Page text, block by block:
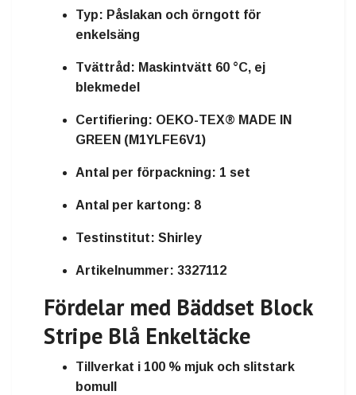
Typ: Påslakan och örngott för
enkelsäng
Tvättråd: Maskintvätt 60 °C, ej
blekmedel
Certifiering: OEKO-TEX® MADE IN
GREEN (M1YLFE6V1)
Antal per förpackning: 1 set
Antal per kartong: 8
Testinstitut: Shirley
Artikelnummer: 3327112
Fördelar med Bäddset Block
Stripe Blå Enkeltäcke
Tillverkat i 100 % mjuk och slitstark
bomull